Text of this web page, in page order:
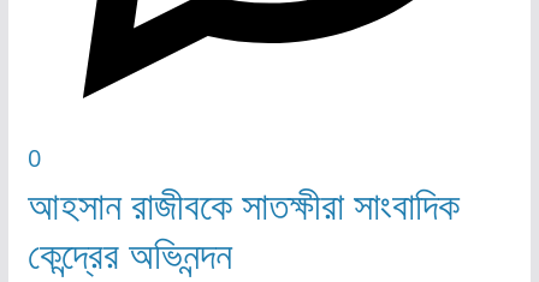
0
আহসান রাজীবকে সাতক্ষীরা সাংবাদিক
কেন্দ্রের অভিনন্দন